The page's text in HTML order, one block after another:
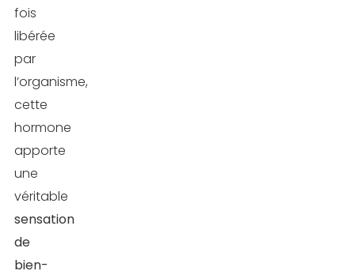
fois
libérée
par
l’organisme,
cette
hormone
apporte
une
véritable
sensation
de
bien-